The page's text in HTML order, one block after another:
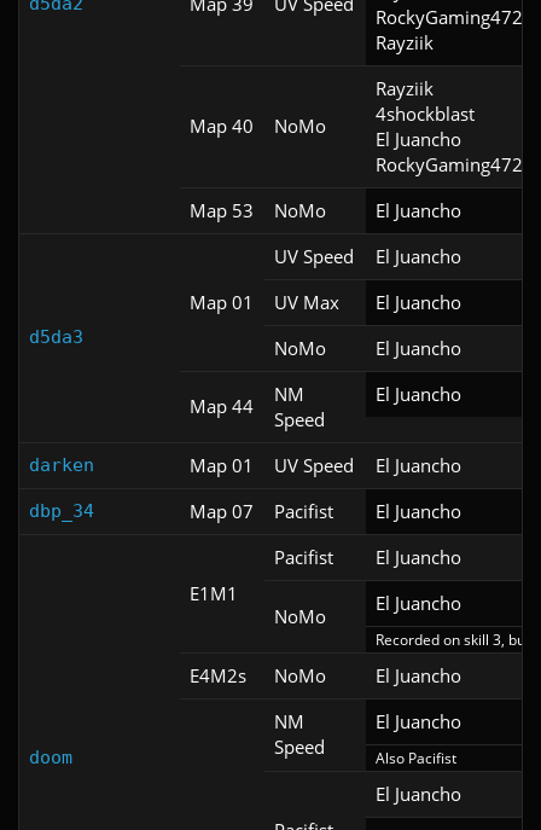
RockyGaming4725
Rayziik
Map 40 NoMo
Rayziik
4shockblast
El Juancho
RockyGaming4725
Map 53
NoMo El Juancho
d5da3
Map 01
UV Speed
El Juancho
UV Max
El Juancho
NoMo
El Juancho
Map 44
NM
Speed
El Juancho
darken Map 01 UV Speed El Juancho
dbp_34 Map 07 Pacifist El Juancho
doom
E1M1
Pacifist El Juancho
NoMo
El Juancho
Recorded on skill 3, but
E4M2s NoMo El Juancho
NM
Speed
El Juancho
Also Pacifist
El Juancho